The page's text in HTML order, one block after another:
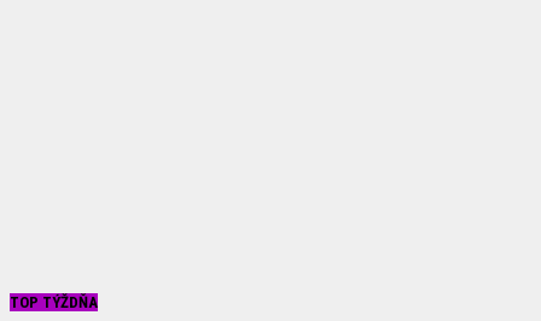
TOP TÝŽDŇA